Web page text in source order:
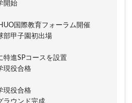
開始
国際教育フォーラム開催
部甲子園初出場
特進SPコースを設置
現役合格
現役合格
ラウンド完成